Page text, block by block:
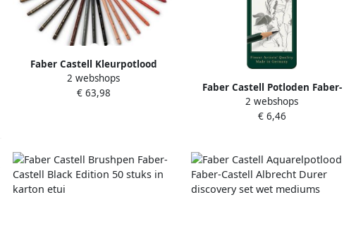
Faber Castell Kleurpotlood
Polychromos ism Karin
Luttenberg 36st
2 webshops
€ 63,98
Faber Castell Potloden Faber-
Castell Jumbo 9000 6 hardheden
in blik
2 webshops
€ 6,46